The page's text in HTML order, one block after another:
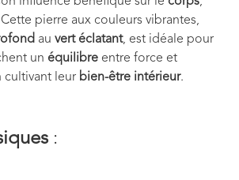
Cette pierre aux couleurs vibrantes,
au vert éclatant, est idéale pour
un équilibre entre force et
cultivant leur bien-être intérieur.
: